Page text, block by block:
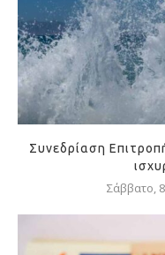
Συνεδρίαση
Σάββατο,